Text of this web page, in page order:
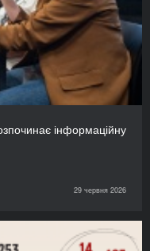
інформаційну
29 червня 2026